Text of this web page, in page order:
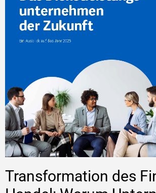
Transformation des